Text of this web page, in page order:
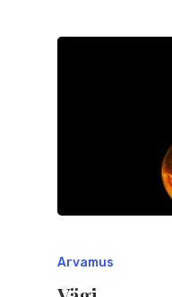
Arvamus